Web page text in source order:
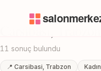
Carsibasi,
11 sonuç bulundu
📍 Carsibasi, Trabzon